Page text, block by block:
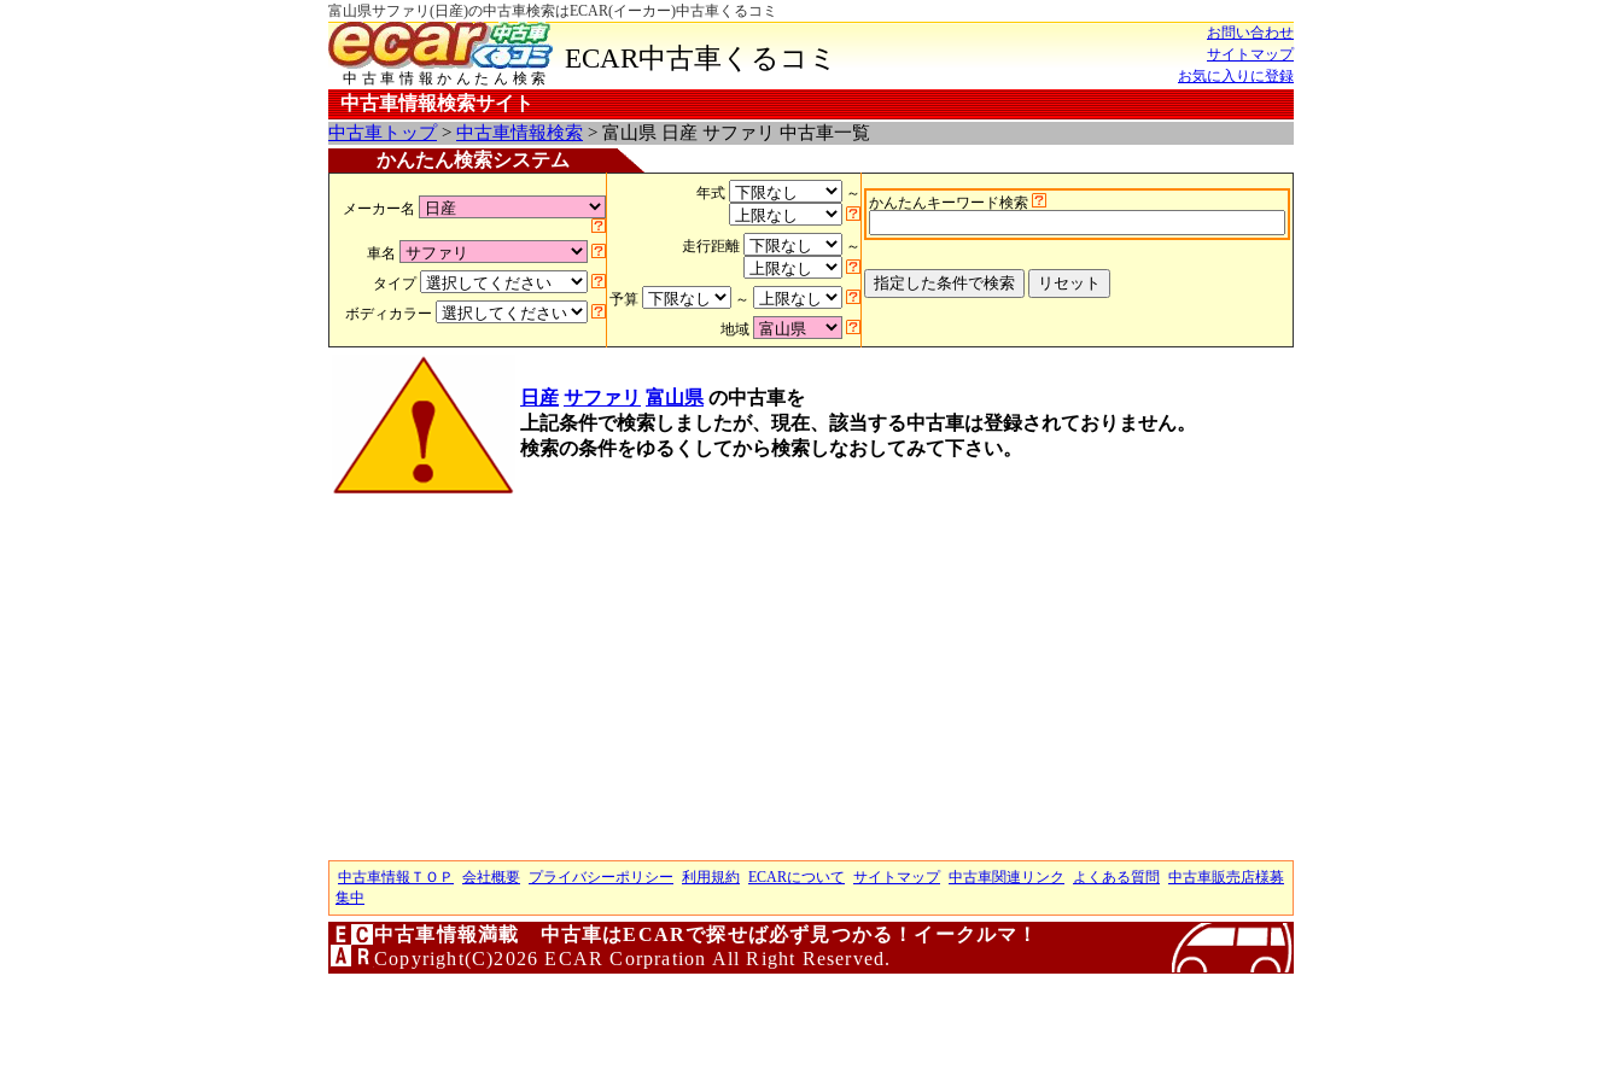
富山県サファリ(日産)の中古車検索はECAR(イーカー)中古車くるコミ
中古車情報かんたん検索
ECAR中古車くるコミ
お問い合わせ
サイトマップ
お気に入りに登録
中古車情報検索サイト
中古車トップ> 中古車情報検索 > 富山県 日産 サファリ 中古車一覧
かんたん検索システム
メーカー名
車名
タイプ
ボディカラー
年式 ～
走行距離 ～
予算
～
地域
かんたんキーワード検索
日産 サファリ 富山県 の中古車を
上記条件で検索しましたが、現在、該当する中古車は登録されておりません。
検索の条件をゆるくしてから検索しなおしてみて下さい。
中古車情報ＴＯＰ 会社概要 プライバシーポリシー 利用規約 ECARについて サイトマップ 中古車関連リンク よくある質問 中古車販売店様募
集中
中古車情報満載 中古車はECARで探せば必ず見つかる！イークルマ！
Copyright(C)2026 ECAR Corpration All Right Reserved.